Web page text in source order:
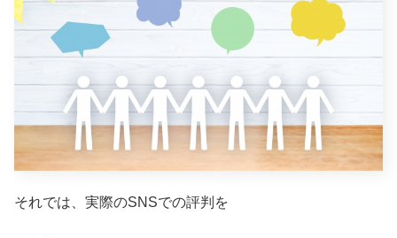
それでは、実際のSNSでの評判を